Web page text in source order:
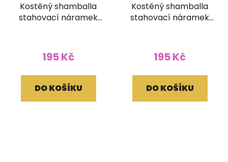
Kostěný shamballa
stahovací náramek
195 Kč
DO KOŠÍKU
Kostěný shamballa
stahovací náramek
195 Kč
DO KOŠÍKU